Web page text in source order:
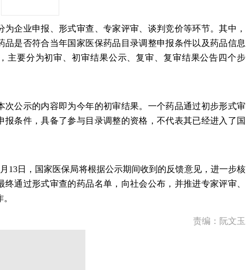
为企业申报、形式审查、专家评审、谈判竞价等环节。其中，
品是否符合当年国家医保药品目录调整申报条件以及药品信息
主要分为初审、初审结果公示、复审、复审结果公告四个步
次公示的内容即为今年的初审结果。一个药品通过初步形式审
报条件，具备了参与目录调整的资格，不代表其已经进入了国
13日，国家医保局将根据公示期间收到的反馈意见，进一步核
终通过形式审查的药品名单，向社会公布，并推进专家评审、
责编：阮文玉